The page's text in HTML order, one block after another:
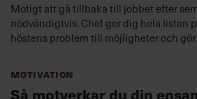
Motigt att gå tillbaka till jobbet efter
nödvändigtvis. Chef ger dig hela listan
höstens problem till möjligheter och
Motivation
Så motverkar du din